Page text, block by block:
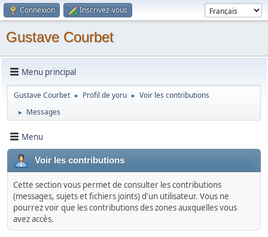
Connexion Inscrivez-vous
Gustave Courbet
Menu principal
Gustave Courbet ► Profil de yoru ► Voir les contributions
► Messages
Menu
Voir les contributions
Cette section vous permet de consulter les contributions
(messages, sujets et fichiers joints) d'un utilisateur. Vous ne
pourrez voir que les contributions des zones auxquelles vous
avez accès.